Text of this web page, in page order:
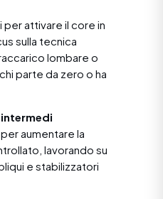
attivare il core in
sulla tecnica
lombare o
parte da zero o ha
intermedi
aumentare la
lavorando su
e stabilizzatori